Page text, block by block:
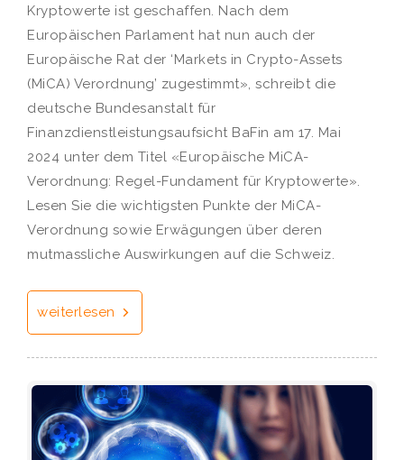
Kryptowerte ist geschaffen. Nach dem
Europäischen Parlament hat nun auch der
Europäische Rat der ‘Markets in Crypto-Assets
(MiCA) Verordnung’ zugestimmt», schreibt die
deutsche Bundesanstalt für
Finanzdienstleistungsaufsicht BaFin am 17. Mai
2024 unter dem Titel «Europäische MiCA-
Verordnung: Regel-Fundament für Kryptowerte».
Lesen Sie die wichtigsten Punkte der MiCA-
Verordnung sowie Erwägungen über deren
mutmassliche Auswirkungen auf die Schweiz.
weiterlesen